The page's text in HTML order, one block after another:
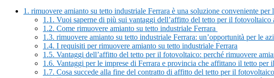
1. rimuovere amianto su tetto industriale Ferrara è una soluzione conveniente
1.1. Vuoi saperne di più sui vantaggi dell’affitto del tetto per il
1.2. Come rimuovere amianto su tetto industriale Ferrara
1.3. rimuovere amianto su tetto industriale Ferrara: un’opportunità per le
1.4. I requisiti per rimuovere amianto su tetto industriale Ferrara
1.5. Vantaggi dell’affitto del tetto per il fotovoltaico: perché rimuovere
1.6. Vantaggi per le imprese di Ferrara e provincia che affittano il tetto per
1.7. Cosa succede alla fine del contratto di affitto del tetto per il